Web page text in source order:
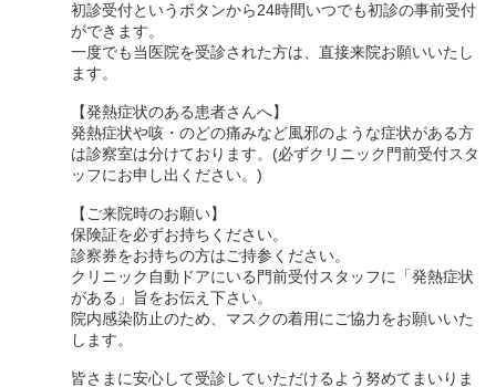
初診受付というボタンから24時間いつでも初診の事前受付
ができます。
一度でも当医院を受診された方は、直接来院お願いいたし
ます。
【発熱症状のある患者さんへ】
発熱症状や咳・のどの痛みなど風邪のような症状がある方
は診察室は分けております。(必ずクリニック門前受付スタ
ッフにお申し出ください。)
【ご来院時のお願い】
保険証を必ずお持ちください。
診察券をお持ちの方はご持参ください。
クリニック自動ドアにいる門前受付スタッフに「発熱症状
がある」旨をお伝え下さい。
院内感染防止のため、マスクの着用にご協力をお願いいた
します。
皆さまに安心して受診していただけるよう努めてまいりま